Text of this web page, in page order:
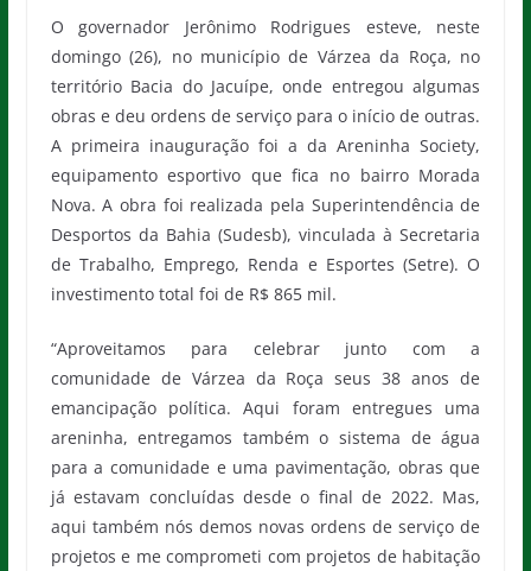
O governador Jerônimo Rodrigues esteve, neste
domingo (26), no município de Várzea da Roça, no
território Bacia do Jacuípe, onde entregou algumas
obras e deu ordens de serviço para o início de outras.
A primeira inauguração foi a da Areninha Society,
equipamento esportivo que fica no bairro Morada
Nova. A obra foi realizada pela Superintendência de
Desportos da Bahia (Sudesb), vinculada à Secretaria
de Trabalho, Emprego, Renda e Esportes (Setre). O
investimento total foi de R$ 865 mil.
“Aproveitamos para celebrar junto com a
comunidade de Várzea da Roça seus 38 anos de
emancipação política. Aqui foram entregues uma
areninha, entregamos também o sistema de água
para a comunidade e uma pavimentação, obras que
já estavam concluídas desde o final de 2022. Mas,
aqui também nós demos novas ordens de serviço de
projetos e me comprometi com projetos de habitação